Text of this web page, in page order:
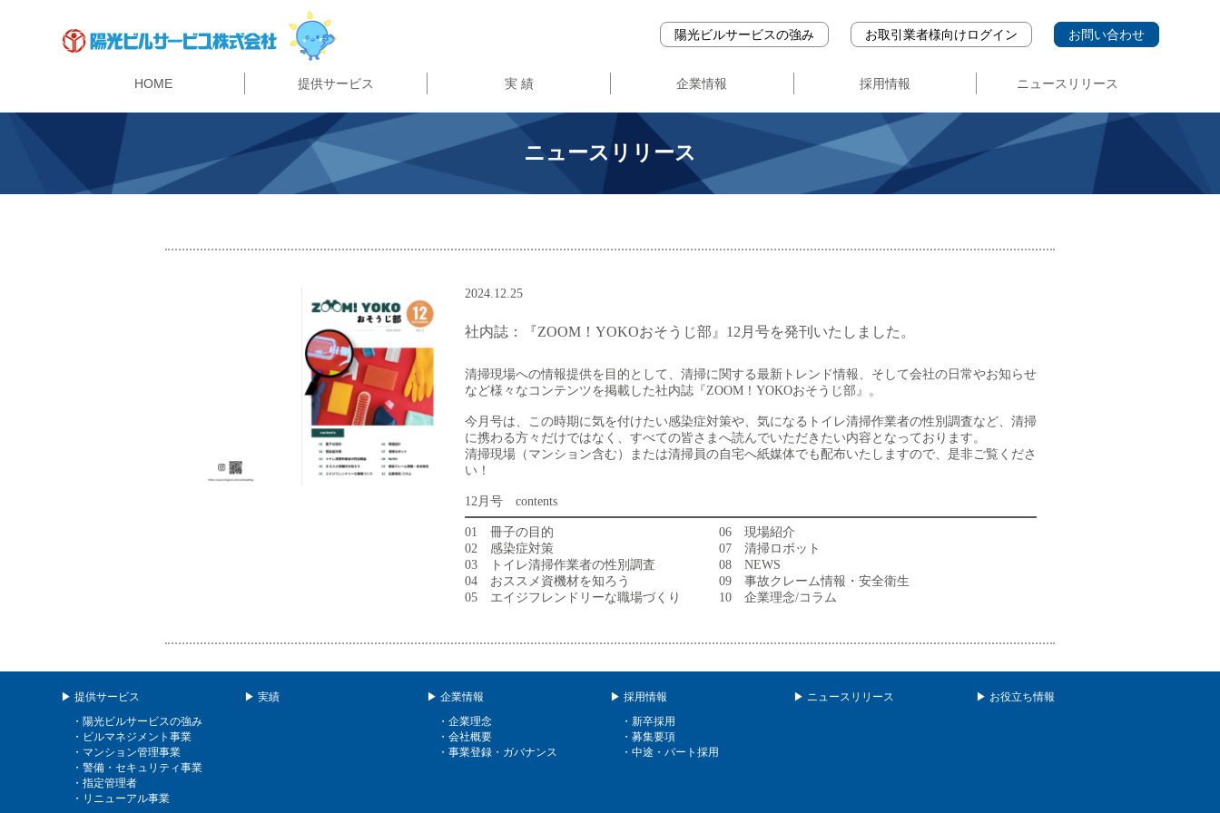
陽光ビルサービスの強み お取引業者様向けログイン お問い合わせ
HOME 提供サービス
陽光ビルサービスの強み
ビルマネジメント事業
マンション管理事業
警備・セキュリティ事業
指定管理者
リニューアル事業
実 績 企業情報
企業理念
会社概要
事業登録・ガバナンス
採用情報
新卒採用
募集要項
中途・パート採用
ニュースリリース
ニュースリリース
2024.12.25
社内誌：『ZOOM！YOKOおそうじ部』12月号を発刊いたしました。
清掃現場への情報提供を目的として、清掃に関する最新トレンド情報、そして会社の日常やお知らせ
など様々なコンテンツを掲載した社内誌『ZOOM！YOKOおそうじ部』。
今月号は、この時期に気を付けたい感染症対策や、気になるトイレ清掃作業者の性別調査など、清掃
に携わる方々だけではなく、すべての皆さまへ読んでいただきたい内容となっております。
清掃現場（マンション含む）または清掃員の自宅へ紙媒体でも配布いたしますので、是非ご覧くださ
い！
12月号 contents
01 冊子の目的 06 現場紹介
02 感染症対策 07 清掃ロボット
03 トイレ清掃作業者の性別調査 08 NEWS
04 おススメ資機材を知ろう 09 事故クレーム情報・安全衛生
05 エイジフレンドリーな職場づくり 10 企業理念/コラム
▶ 提供サービス
・陽光ビルサービスの強み
・ビルマネジメント事業
・マンション管理事業
・警備・セキュリティ事業
・指定管理者
・リニューアル事業
▶ 実績
▶ 企業情報
・企業理念
・会社概要
・事業登録・ガバナンス
▶ 採用情報
・新卒採用
・募集要項
・中途・パート採用
▶ ニュースリリース ▶ お役立ち情報